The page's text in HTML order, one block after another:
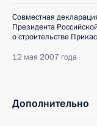
Совместная
Президента
о строительстве
12 мая 2007 года
Дополнительно